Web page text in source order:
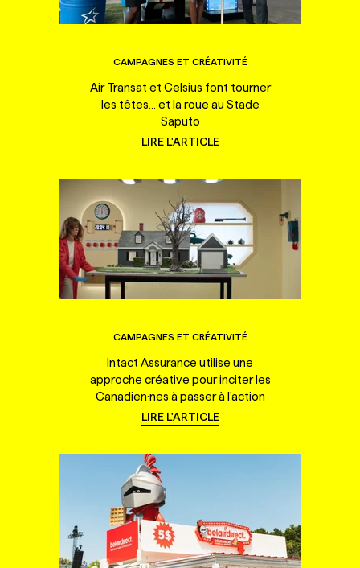
CAMPAGNES ET CRÉATIVITÉ
Air Transat et Celsius font tourner
les têtes... et la roue au Stade
Saputo
LIRE L'ARTICLE
CAMPAGNES ET CRÉATIVITÉ
Intact Assurance utilise une
approche créative pour inciter les
Canadien·nes à passer à l'action
LIRE L'ARTICLE